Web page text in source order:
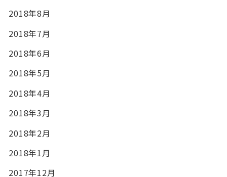
2018年8月
2018年7月
2018年6月
2018年5月
2018年4月
2018年3月
2018年2月
2018年1月
2017年12月